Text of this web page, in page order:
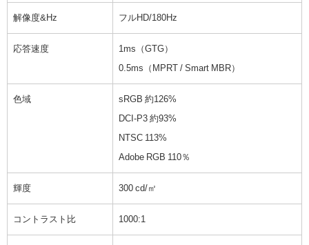
解像度&Hz フルHD/180Hz
応答速度 1ms（GTG）
0.5ms（MPRT / Smart MBR）
色域 sRGB 約126%
DCI-P3 約93%
NTSC 113%
Adobe RGB 110％
輝度 300 cd/㎡
コントラスト比 1000:1